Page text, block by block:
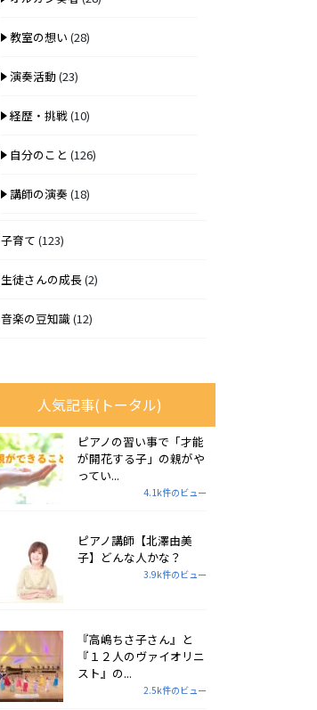
教室の想い (28)
演奏活動(23)
経歴・挑戦(10)
自分のこと (126)
講師の演奏(18)
子育て (123)
生徒さんの成長(2)
音楽の豆知識(12)
人気記事(トータル)
ピアノの習い事で「才能
が開花する子」の親がや
ってい...
4.1k件のビュー
ピアノ講師【北澤由美
子】どんな人かな？
3.9k件のビュー
『高嶋ちさ子さん』と
『１２人のヴァイオリニ
スト』の...
2.5k件のビュー